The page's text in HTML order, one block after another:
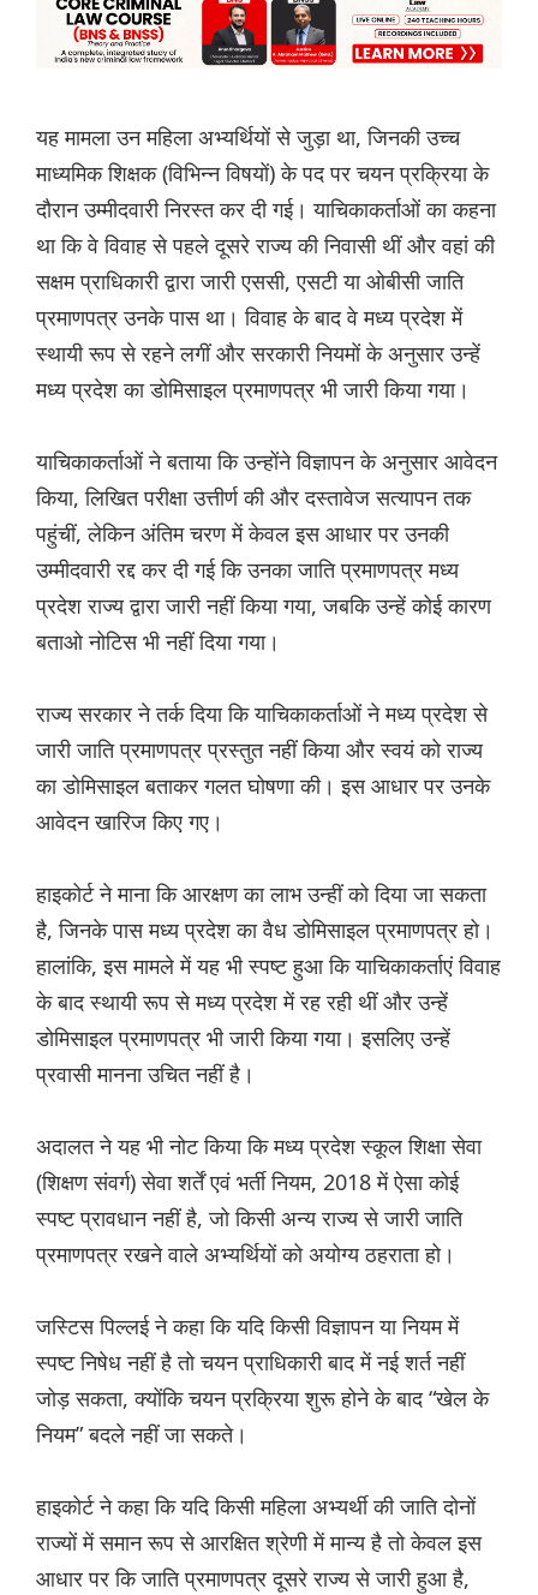
यह मामला उन महिला अभ्यर्थियों से जुड़ा था, जिनकी उच्च
माध्यमिक शिक्षक (विभिन्न विषयों) के पद पर चयन प्रक्रिया के
दौरान उम्मीदवारी निरस्त कर दी गई। याचिकाकर्ताओं का कहना
था कि वे विवाह से पहले दूसरे राज्य की निवासी थीं और वहां की
सक्षम प्राधिकारी द्वारा जारी एससी, एसटी या ओबीसी जाति
प्रमाणपत्र उनके पास था। विवाह के बाद वे मध्य प्रदेश में
स्थायी रूप से रहने लगीं और सरकारी नियमों के अनुसार उन्हें
मध्य प्रदेश का डोमिसाइल प्रमाणपत्र भी जारी किया गया।
याचिकाकर्ताओं ने बताया कि उन्होंने विज्ञापन के अनुसार आवेदन
किया, लिखित परीक्षा उत्तीर्ण की और दस्तावेज सत्यापन तक
पहुंचीं, लेकिन अंतिम चरण में केवल इस आधार पर उनकी
उम्मीदवारी रद्द कर दी गई कि उनका जाति प्रमाणपत्र मध्य
प्रदेश राज्य द्वारा जारी नहीं किया गया, जबकि उन्हें कोई कारण
बताओ नोटिस भी नहीं दिया गया।
राज्य सरकार ने तर्क दिया कि याचिकाकर्ताओं ने मध्य प्रदेश से
जारी जाति प्रमाणपत्र प्रस्तुत नहीं किया और स्वयं को राज्य
का डोमिसाइल बताकर गलत घोषणा की। इस आधार पर उनके
आवेदन खारिज किए गए।
हाइकोर्ट ने माना कि आरक्षण का लाभ उन्हीं को दिया जा सकता
है, जिनके पास मध्य प्रदेश का वैध डोमिसाइल प्रमाणपत्र हो।
हालांकि, इस मामले में यह भी स्पष्ट हुआ कि याचिकाकर्ताएं विवाह
के बाद स्थायी रूप से मध्य प्रदेश में रह रही थीं और उन्हें
डोमिसाइल प्रमाणपत्र भी जारी किया गया। इसलिए उन्हें
प्रवासी मानना उचित नहीं है।
अदालत ने यह भी नोट किया कि मध्य प्रदेश स्कूल शिक्षा सेवा
(शिक्षण संवर्ग) सेवा शर्तें एवं भर्ती नियम, 2018 में ऐसा कोई
स्पष्ट प्रावधान नहीं है, जो किसी अन्य राज्य से जारी जाति
प्रमाणपत्र रखने वाले अभ्यर्थियों को अयोग्य ठहराता हो।
जस्टिस पिल्लई ने कहा कि यदि किसी विज्ञापन या नियम में
स्पष्ट निषेध नहीं है तो चयन प्राधिकारी बाद में नई शर्त नहीं
जोड़ सकता, क्योंकि चयन प्रक्रिया शुरू होने के बाद “खेल के
नियम” बदले नहीं जा सकते।
हाइकोर्ट ने कहा कि यदि किसी महिला अभ्यर्थी की जाति दोनों
राज्यों में समान रूप से आरक्षित श्रेणी में मान्य है तो केवल इस
आधार पर कि जाति प्रमाणपत्र दूसरे राज्य से जारी हुआ है,